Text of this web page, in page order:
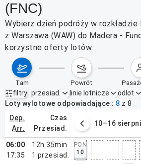
(FNC)
Wybierz dzień podróży w
z Warszawa (WAW) do Madera -
korzystne oferty lotów.
tam powrót
filtry
Aktywne filtry brak
przesiad. linie lotnicze odlot
Loty wylotowe odpowiadające
8 z 8
dep.
arr.
czas
przesiad.
sierpnia 2026 10–16
06:00
17:35
12h 35min
1 przesiad.
PON
10